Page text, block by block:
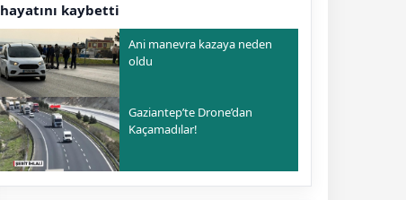
hayatını kaybetti
Ani manevra kazaya neden
oldu
Gaziantep’te Drone’dan
Kaçamadılar!